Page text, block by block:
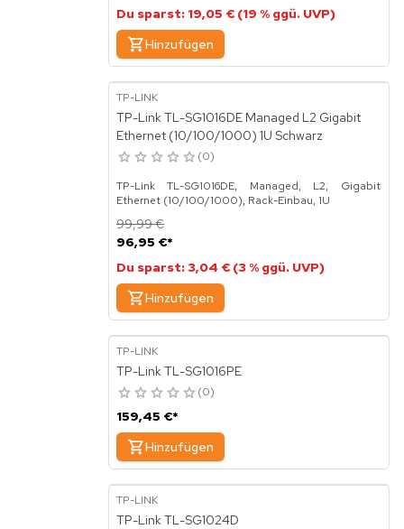
Du sparst: 19,05 € (19 % ggü. UVP)
Hinzufügen
TP-LINK
TP-Link TL-SG1016DE Managed L2 Gigabit
Ethernet (10/100/1000) 1U Schwarz
0
TP-Link TL-SG1016DE, Managed, L2, Gigabit
Ethernet (10/100/1000), Rack-Einbau, 1U
96,95 €*
99,99 €
Du sparst: 3,04 € (3 % ggü. UVP)
Hinzufügen
TP-LINK
TP-Link TL-SG1016PE
0
159,45 €*
Hinzufügen
TP-LINK
TP-Link TL-SG1024D